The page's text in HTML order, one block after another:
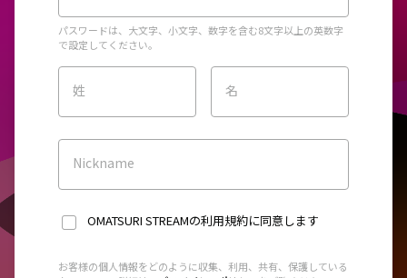
パスワードは、大文字、小文字、数字を含む8文字以上の英数字
で設定してください。
姓 名
Nickname
OMATSURI STREAMの利用規約に同意します
お客様の個人情報をどのように収集、利用、共有、保護している